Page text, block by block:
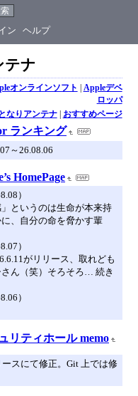
ン ヘルプ
テナ
オンラインソフト | Appleデベ
ロッパ
なりアンテナ| おすすめページ
ランキング
～26.08.06
HomePage
）
というのは生命が本来持
、自分の命を脅かす輩
）
がリリース、取れども
ん（笑）そろそろ… 続き
）
リティホール memo
スにて修正。Git 上では修